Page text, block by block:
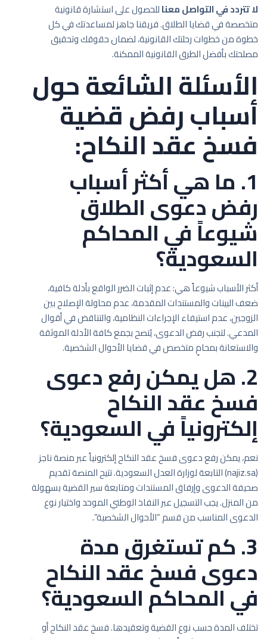
لا تتردد في التواصل معناللحصول على استشارة قانونية
متخصصة في قضايا الطلاق. فريقنا جاهز لمساعدتك في كل
خطوة من خطوات رحلتك القانونية، لضمان حقوقك وتحقيق
مصلحتك بأفضل الطرق القانونية الممكنة.
الأسئلة الشائعة حول
أسباب رفض قضية
فسخ عقد النكاح:
1. ما هي أكثر أسباب
رفض دعوى الطلاق
شيوعاً في المحاكم
السعودية؟
أكثر الأسباب شيوعاً هي: عدم إثبات الضرر الواقع بأدلة كافية،
ضعف البينات والمستندات المقدمة، عدم محاولة الإصلاح بين
الزوجين، عدم استيفاء الإجراءات النظامية، والتناقض في أقوال
المدعي. لتجنب رفض الدعوى، يُنصح بجمع كافة الأدلة الموثقة
والاستعانة بمحامٍ متخصص في قضايا الأحوال الشخصية.
2. هل يمكن رفع دعوى
فسخ عقد النكاح
إلكترونياً في السعودية؟
نعم، يمكن رفع دعوى فسخ عقد النكاح إلكترونياً عبر منصة ناجز
(najiz.sa) التابعة لوزارة العدل السعودية. تتيح المنصة تقديم
صحيفة الدعوى وإرفاق المستندات ومتابعة سير القضية بسهولة
من المنزل. يجب التسجيل عبر النفاذ الوطني الموحد واختيار نوع
الدعوى المناسب من قسم “الأحوال الشخصية”.
3. كم تستغرق مدة
دعوى فسخ عقد النكاح
في المحاكم السعودية؟
تختلف المدة حسب نوع القضية وتعقيدها. فسخ عقد النكاح أو